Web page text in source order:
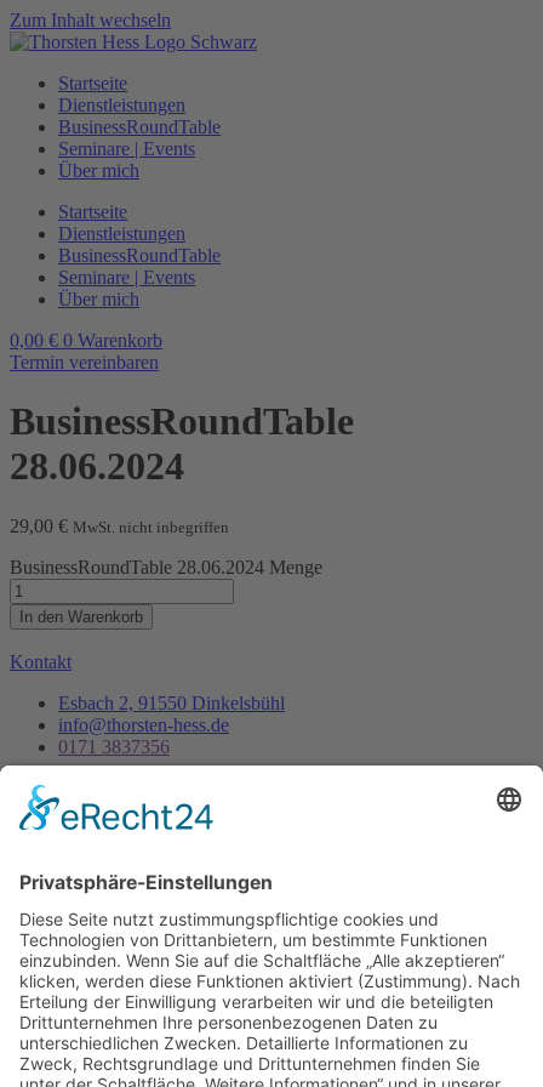
Zum Inhalt wechseln
Startseite
Dienstleistungen
BusinessRoundTable
Seminare | Events
Über mich
Startseite
Dienstleistungen
BusinessRoundTable
Seminare | Events
Über mich
0,00 € 0 Warenkorb
Termin vereinbaren
BusinessRoundTable
28.06.2024
29,00 € MwSt. nicht inbegriffen
BusinessRoundTable 28.06.2024 Menge
In den Warenkorb
Kontakt
Esbach 2, 91550 Dinkelsbühl
info@thorsten-hess.de
0171 3837356
Unternehmen
Impressum
Dienstleistungen
Kontakt
Es ist nie zu spät, sein eigener Phönix zu sein, aus der
Asche aufzusteigen um endlich wirklich zu leben.
- Thorsten Hess
Copyright © 2023 All rights reserved. Present by Thorsten Hess
Auf die Warteliste Sie erhalten eine Benachrichtigung per Mail